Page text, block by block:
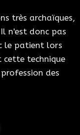
très archaïques,
n'est donc pas
le patient lors
cette technique
des